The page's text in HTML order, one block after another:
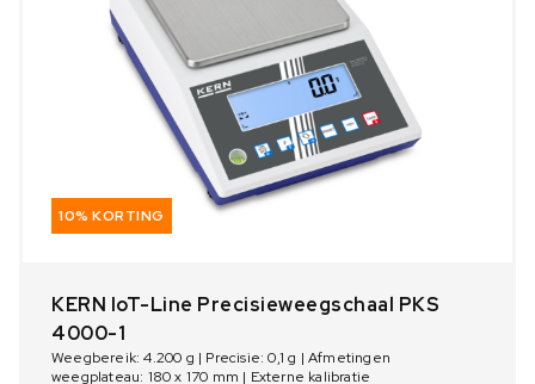
10% KORTING
KERN IoT-Line Precisieweegschaal PKS
4000-1
Weegbereik: 4.200 g | Precisie: 0,1 g | Afmetingen
weegplateau: 180 x 170 mm | Externe kalibratie